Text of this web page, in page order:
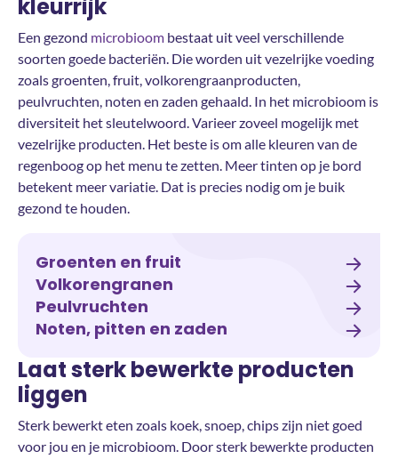
kleurrijk
Een gezond microbioom bestaat uit veel verschillende
soorten goede bacteriën. Die worden uit vezelrijke voeding
zoals groenten, fruit, volkorengraanproducten,
peulvruchten, noten en zaden gehaald. In het microbioom is
diversiteit het sleutelwoord. Varieer zoveel mogelijk met
vezelrijke producten. Het beste is om alle kleuren van de
regenboog op het menu te zetten. Meer tinten op je bord
betekent meer variatie. Dat is precies nodig om je buik
gezond te houden.
Groenten en fruit
Volkorengranen
Peulvruchten
Noten, pitten en zaden
Laat sterk bewerkte producten
liggen
Sterk bewerkt eten zoals koek, snoep, chips zijn niet goed
voor jou en je microbioom. Door sterk bewerkte producten